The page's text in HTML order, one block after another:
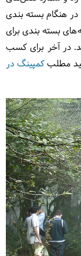
در هنگام بسته بندی
بسته بندی برای
در آخر برای کسب
مطلبکمپینگ در